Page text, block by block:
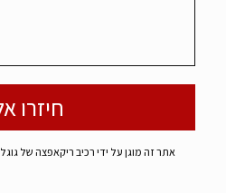
אתר זה מוגן על ידי רכיב ריקאפצה של גוגל